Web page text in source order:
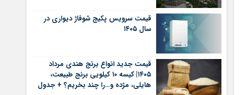
قیمت سرویس پکیج شوفاژ دیواری در
سال ۱۴۰۵
قیمت جدید انواع برنج هندی مرداد
۱۴۰۵| کیسه ۱۰ کیلویی برنج طبیعت،
هایلی، مژده و…را چند بخریم؟ + جدول